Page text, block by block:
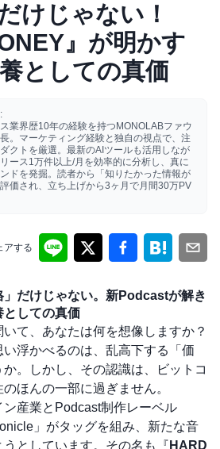
けじゃない！
』が明かす
としての真価
業界歴10年の経験を持つMONOLABファウ
。マーケティング経験と独自の視点で、注
クトを厳選。最新のAIツールも活用しなが
ース1万件以上/月を効率的に分析し、真に
ドを発掘。読者から「知りたかった情報が
価され、立ち上げから3ヶ月で月間30万PV
アする
」だけじゃない。新Podcastが解き
としての真価
いて、あなたは何を想像しますか？
浮かべるのは、乱高下する「価
。しかし、その認識は、ビットコ
ほんの一部に過ぎません。
産業とPodcast制作レーベル
」がタッグを組み、新たな音
としています。その名も『 HARD